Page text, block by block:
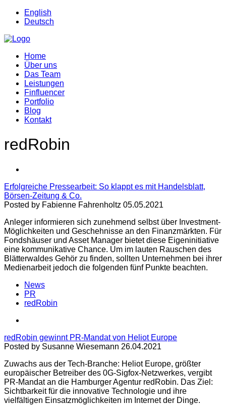
English
Deutsch
Home
Über uns
Das Team
Leistungen
Finfluencer
Portfolio
Blog
Kontakt
redRobin
Erfolgreiche Pressearbeit: So klappt es mit Handelsblatt,
Börsen-Zeitung & Co.
Posted by Fabienne Fahrenholtz 05.05.2021
Anleger informieren sich zunehmend selbst über Investment-
Möglichkeiten und Geschehnisse an den Finanzmärkten. Für
Fondshäuser und Asset Manager bietet diese Eigeninitiative
eine kommunikative Chance. Um im lauten Rauschen des
Blätterwaldes Gehör zu finden, sollten Unternehmen bei ihrer
Medienarbeit jedoch die folgenden fünf Punkte beachten.
News
PR
redRobin
redRobin gewinnt PR-Mandat von Heliot Europe
Posted by Susanne Wiesemann 26.04.2021
Zuwachs aus der Tech-Branche: Heliot Europe, größter
europäischer Betreiber des 0G-Sigfox-Netzwerkes, vergibt
PR-Mandat an die Hamburger Agentur redRobin. Das Ziel:
Sichtbarkeit für die innovative Technologie und ihre
vielfältigen Einsatzmöglichkeiten im Internet der Dinge.